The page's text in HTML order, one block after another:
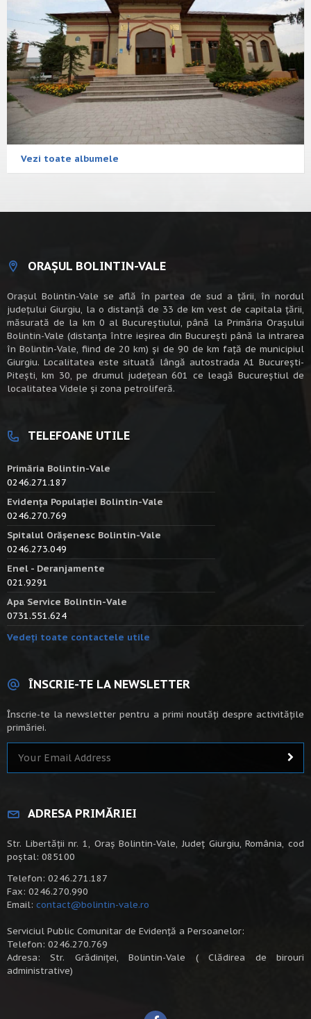
Vezi toate albumele
ORAȘUL BOLINTIN-VALE
Oraşul Bolintin-Vale se află în partea de sud a ţării, în nordul
judeţului Giurgiu, la o distanţă de 33 de km vest de capitala țării,
măsurată de la km 0 al Bucureștiului, până la Primăria Orașului
Bolintin-Vale (distanța între ieșirea din București până la intrarea
în Bolintin-Vale, fiind de 20 km) şi de 90 de km faţă de municipiul
Giurgiu. Localitatea este situată lângă autostrada A1 Bucureşti-
Piteşti, km 30, pe drumul judeţean 601 ce leagă Bucureştiul de
localitatea Videle şi zona petroliferă.
TELEFOANE UTILE
Primăria Bolintin-Vale
0246.271.187
Evidența Populației Bolintin-Vale
0246.270.769
Spitalul Orășenesc Bolintin-Vale
0246.273.049
Enel - Deranjamente
021.9291
Apa Service Bolintin-Vale
0731.551.624
Vedeți toate contactele utile
ÎNSCRIE-TE LA NEWSLETTER
Înscrie-te la newsletter pentru a primi noutăți despre activitățile
primăriei.
ADRESA PRIMĂRIEI
Str. Libertății nr. 1, Oraș Bolintin-Vale, Județ Giurgiu, România, cod
poștal: 085100
Telefon: 0246.271.187
Fax: 0246.270.990
Email: contact@bolintin-vale.ro
Serviciul Public Comunitar de Evidență a Persoanelor:
Telefon: 0246.270.769
Adresa: Str. Grădiniței, Bolintin-Vale ( Clădirea de birouri
administrative)